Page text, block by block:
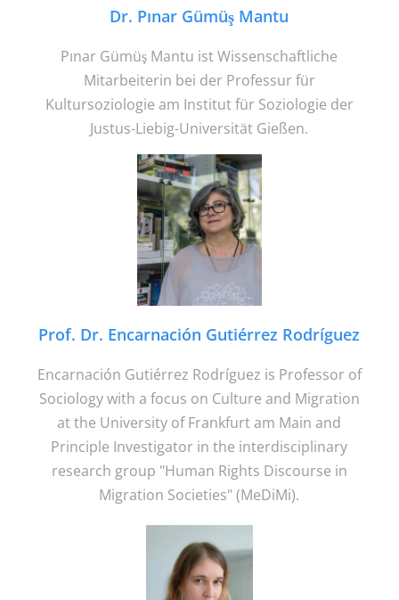
Dr. Pınar Gümüş Mantu
Pınar Gümüş Mantu ist Wissenschaftliche
Mitarbeiterin bei der Professur für
Kultursoziologie am Institut für Soziologie der
Justus-Liebig-Universität Gießen.
Prof. Dr. Encarnación Gutiérrez Rodríguez
Encarnación Gutiérrez Rodríguez is Professor of
Sociology with a focus on Culture and Migration
at the University of Frankfurt am Main and
Principle Investigator in the interdisciplinary
research group "Human Rights Discourse in
Migration Societies" (MeDiMi).